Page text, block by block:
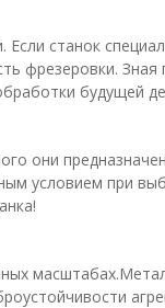
станок
фрезеровки.
будущей
они
условием при